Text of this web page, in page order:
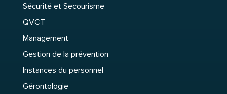
Sécurité et Secourisme
QVCT
Management
Gestion de la prévention
Instances du personnel
Gérontologie